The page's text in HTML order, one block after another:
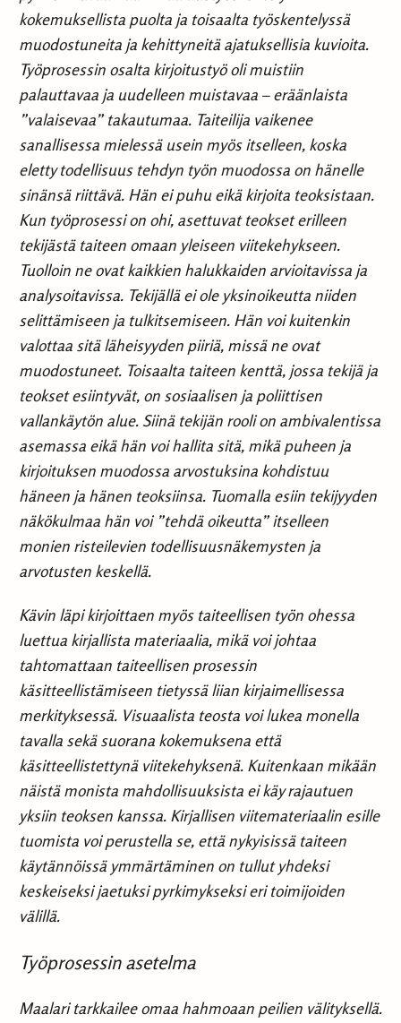
kokemuksellista puolta ja toisaalta työskentelyssä
muodostuneita ja kehittyneitä ajatuksellisia kuvioita.
Työprosessin osalta kirjoitustyö oli muistiin
palauttavaa ja uudelleen muistavaa – eräänlaista
”valaisevaa” takautumaa. Taiteilija vaikenee
sanallisessa mielessä usein myös itselleen, koska
eletty todellisuus tehdyn työn muodossa on hänelle
sinänsä riittävä. Hän ei puhu eikä kirjoita teoksistaan.
Kun työprosessi on ohi, asettuvat teokset erilleen
tekijästä taiteen omaan yleiseen viitekehykseen.
Tuolloin ne ovat kaikkien halukkaiden arvioitavissa ja
analysoitavissa. Tekijällä ei ole yksinoikeutta niiden
selittämiseen ja tulkitsemiseen. Hän voi kuitenkin
valottaa sitä läheisyyden piiriä, missä ne ovat
muodostuneet. Toisaalta taiteen kenttä, jossa tekijä ja
teokset esiintyvät, on sosiaalisen ja poliittisen
vallankäytön alue. Siinä tekijän rooli on ambivalentissa
asemassa eikä hän voi hallita sitä, mikä puheen ja
kirjoituksen muodossa arvostuksina kohdistuu
häneen ja hänen teoksiinsa. Tuomalla esiin tekijyyden
näkökulmaa hän voi ”tehdä oikeutta” itselleen
monien risteilevien todellisuusnäkemysten ja
arvotusten keskellä.
Kävin läpi kirjoittaen myös taiteellisen työn ohessa
luettua kirjallista materiaalia, mikä voi johtaa
tahtomattaan taiteellisen prosessin
käsitteellistämiseen tietyssä liian kirjaimellisessa
merkityksessä. Visuaalista teosta voi lukea monella
tavalla sekä suorana kokemuksena että
käsitteellistettynä viitekehyksenä. Kuitenkaan mikään
näistä monista mahdollisuuksista ei käy rajautuen
yksiin teoksen kanssa. Kirjallisen viitemateriaalin esille
tuomista voi perustella se, että nykyisissä taiteen
käytännöissä ymmärtäminen on tullut yhdeksi
keskeiseksi jaetuksi pyrkimykseksi eri toimijoiden
välillä.
Työprosessin asetelma
Maalari tarkkailee omaa hahmoaan peilien välityksellä.